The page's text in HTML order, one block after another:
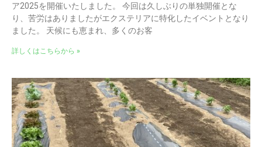
ア2025を開催いたしました。 今回は久しぶりの単独開催とな
り、苦労はありましたがエクステリアに特化したイベントとなり
ました。 天候にも恵まれ、多くのお客
詳しくはこちらから »